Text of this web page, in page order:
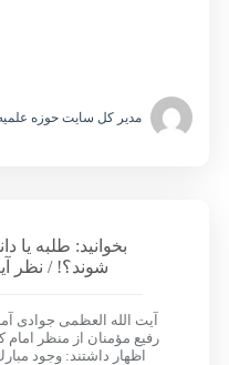
مدیر کل سایت حوزه
بخوانید: طلبه
شوند؟! / نظر
آیت الله العظمی جوادی
رفيع مؤمنان از منظر امام
اظهار داشتند: وجود